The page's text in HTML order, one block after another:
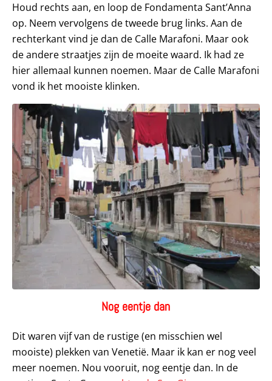
Houd rechts aan, en loop de Fondamenta Sant’Anna
op. Neem vervolgens de tweede brug links. Aan de
rechterkant vind je dan de Calle Marafoni. Maar ook
de andere straatjes zijn de moeite waard. Ik had ze
hier allemaal kunnen noemen. Maar de Calle Marafoni
vond ik het mooiste klinken.
Nog eentje dan
Dit waren vijf van de rustige (en misschien wel
mooiste) plekken van Venetië. Maar ik kan er nog veel
meer noemen. Nou vooruit, nog eentje dan. In de